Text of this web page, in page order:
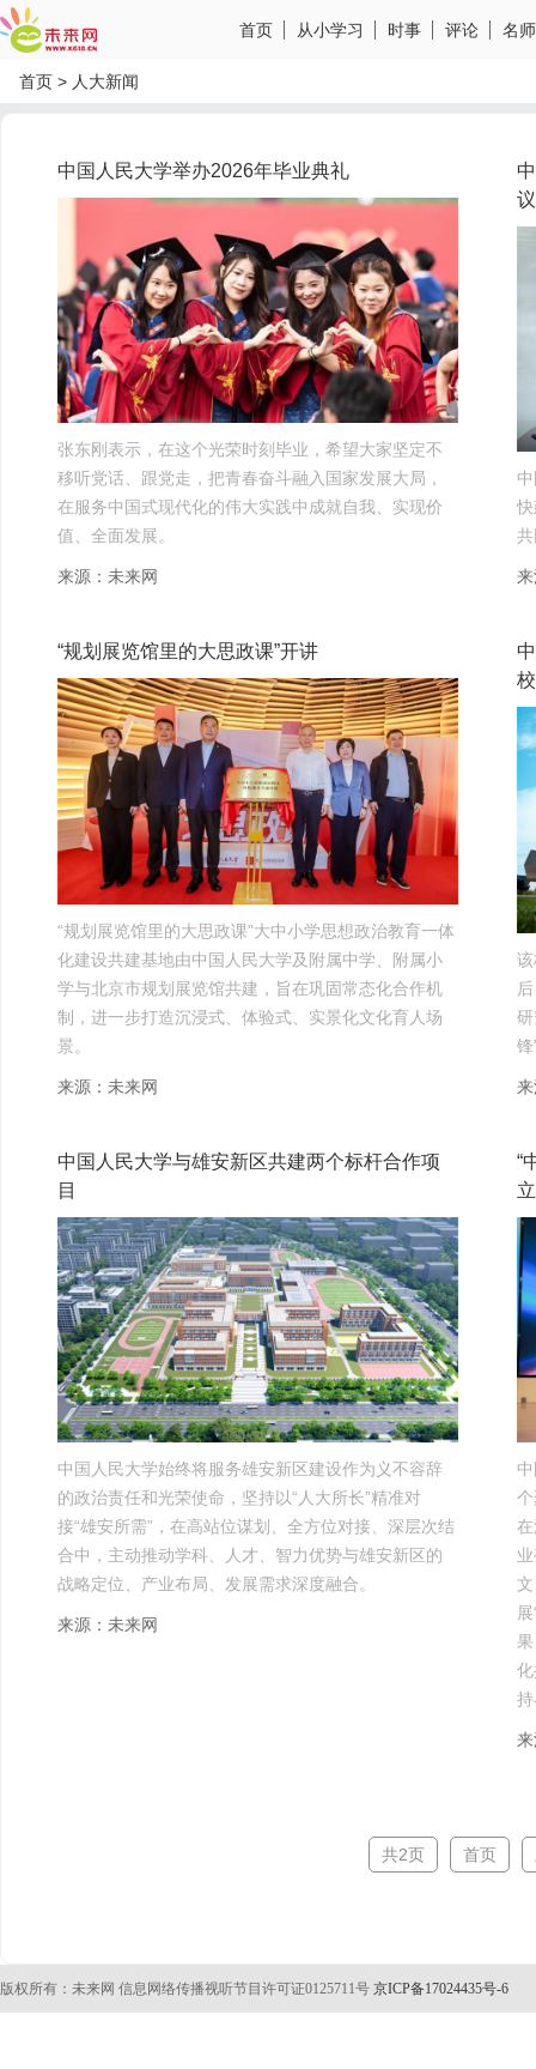
首页 从小学习 时事 评论 名
首页 > 人大新闻
中国人民大学举办2026年毕业典礼
张东刚表示，在这个光荣时刻毕业，希望大家坚定不
移听党话、跟党走，把青春奋斗融入国家发展大局，
在服务中国式现代化的伟大实践中成就自我、实现价
值、全面发展。
来源：未来网
“规划展览馆里的大思政课”开讲
“规划展览馆里的大思政课”大中小学思想政治教育一体
化建设共建基地由中国人民大学及附属中学、附属小
学与北京市规划展览馆共建，旨在巩固常态化合作机
制，进一步打造沉浸式、体验式、实景化文化育人场
景。
来源：未来网
中国人民大学与雄安新区共建两个标杆合作项
目
中国人民大学始终将服务雄安新区建设作为义不容辞
的政治责任和光荣使命，坚持以“人大所长”精准对
接“雄安所需”，在高站位谋划、全方位对接、深层次结
合中，主动推动学科、人才、智力优势与雄安新区的
战略定位、产业布局、发展需求深度融合。
来源：未来网
议
​“
立
共2页 首页
版权所有：未来网 信息网络传播视听节目许可证0125711号 京ICP备17024435号-6